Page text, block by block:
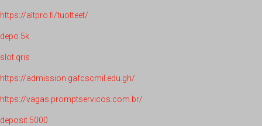
https://altpro.fi/tuotteet/
depo 5k
slot qris
https://admission.gafcscmil.edu.gh/
https://vagas.promptservicos.com.br/
deposit 5000